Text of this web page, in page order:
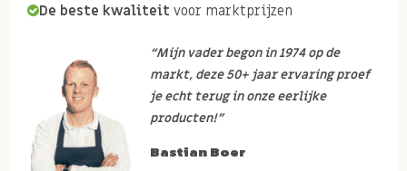
De beste kwaliteit voor marktprijzen
“Mijn vader begon in 1974 op de
markt, deze 50+ jaar ervaring proef
je echt terug in onze eerlijke
producten!”
Bastian Boer